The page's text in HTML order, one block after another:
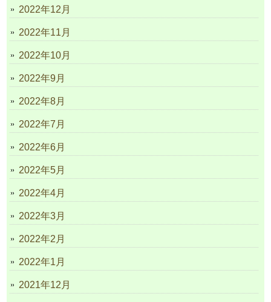
2022年12月
2022年11月
2022年10月
2022年9月
2022年8月
2022年7月
2022年6月
2022年5月
2022年4月
2022年3月
2022年2月
2022年1月
2021年12月